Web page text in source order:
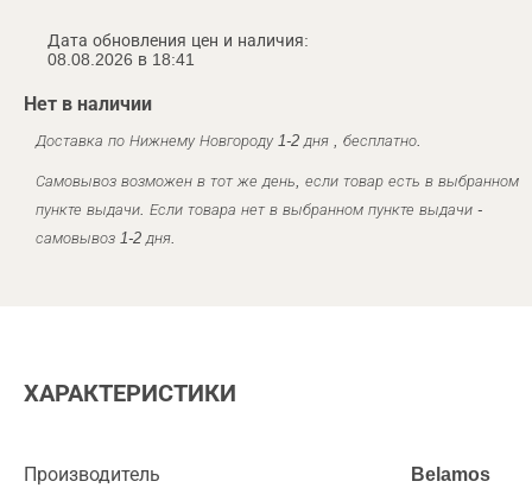
Дата обновления цен и наличия:
08.08.2026 в 18:41
Нет в наличии
Доставка по Нижнему Новгороду 1-2 дня , бесплатно.
Самовывоз возможен в тот же день, если товар есть в выбранном
пункте выдачи. Если товара нет в выбранном пункте выдачи -
самовывоз 1-2 дня.
ХАРАКТЕРИСТИКИ
Производитель Belamos